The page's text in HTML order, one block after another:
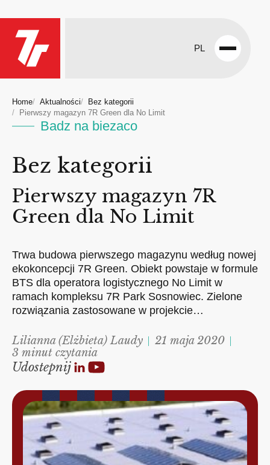
PL
Open
Home Aktualności
Bez kategorii
Pierwszy magazyn 7R Green dla No Limit
Badz na biezaco
Bez kategorii
Pierwszy magazyn 7R
Green dla No Limit
Trwa budowa pierwszego magazynu według nowej
ekokoncepcji 7R Green. Obiekt powstaje w formule
BTS dla operatora logistycznego No Limit w
ramach kompleksu 7R Park Sosnowiec. Zielone
rozwiązania zastosowane w projekcie…
Lilianna (Elżbieta) Laudy
21 maja 2020
3 minut czytania
Udostepnij